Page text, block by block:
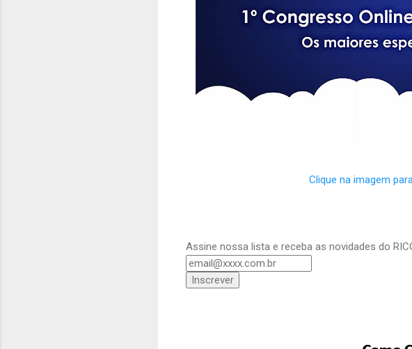
Clique na imagem
Assine nossa lista e receba as novidades do